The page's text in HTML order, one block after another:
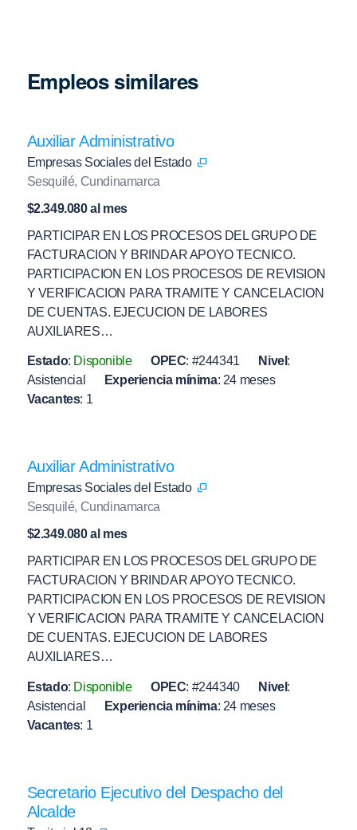
Empleos similares
Auxiliar Administrativo
Empresas Sociales del Estado
Sesquilé, Cundinamarca
$2.349.080 al mes
PARTICIPAR EN LOS PROCESOS DEL GRUPO DE
FACTURACION Y BRINDAR APOYO TECNICO.
PARTICIPACION EN LOS PROCESOS DE REVISION
Y VERIFICACION PARA TRAMITE Y CANCELACION
DE CUENTAS. EJECUCION DE LABORES
AUXILIARES…
Estado: Disponible OPEC: #244341 Nivel :
Asistencial
Experiencia mínima: 24 meses
Vacantes: 1
Auxiliar Administrativo
Empresas Sociales del Estado
Sesquilé, Cundinamarca
$2.349.080 al mes
PARTICIPAR EN LOS PROCESOS DEL GRUPO DE
FACTURACION Y BRINDAR APOYO TECNICO.
PARTICIPACION EN LOS PROCESOS DE REVISION
Y VERIFICACION PARA TRAMITE Y CANCELACION
DE CUENTAS. EJECUCION DE LABORES
AUXILIARES…
Estado: Disponible OPEC: #244340 Nivel :
Asistencial
Experiencia mínima: 24 meses
Vacantes: 1
Secretario Ejecutivo del Despacho del
Alcalde